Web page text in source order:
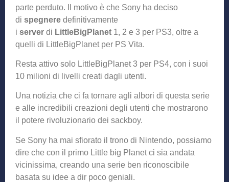
parte perduto. Il motivo è che Sony ha deciso
di spegnere definitivamente
i server di LittleBigPlanet 1, 2 e 3 per PS3, oltre a
quelli di LittleBigPlanet per PS Vita.
Resta attivo solo LittleBigPlanet 3 per PS4, con i suoi
10 milioni di livelli creati dagli utenti.
Una notizia che ci fa tornare agli albori di questa serie
e alle incredibili creazioni degli utenti che mostrarono
il potere rivoluzionario dei sackboy.
Se Sony ha mai sfiorato il trono di Nintendo, possiamo
dire che con il primo Little big Planet ci sia andata
vicinissima, creando una serie ben riconoscibile
basata su idee a dir poco geniali.